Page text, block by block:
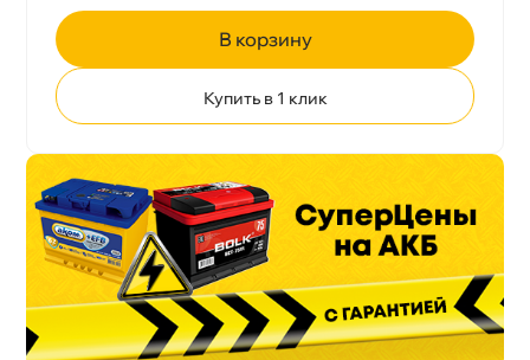
корзину
Купить в 1 клик